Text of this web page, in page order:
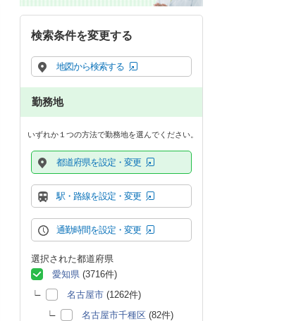
検索条件を変更する
地図から検索する
勤務地
いずれか１つの方法で勤務地を選んでください。
都道府県を設定・変更
駅・路線を設定・変更
通勤時間を設定・変更
選択された都道府県
愛知県 (3716件)
名古屋市 (1262件)
名古屋市千種区 (82件)